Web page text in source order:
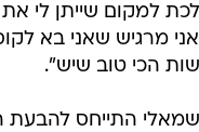
למקום שייתן לי
מרגיש שאני בא
הכי טוב שיש".
התייחס להבעת